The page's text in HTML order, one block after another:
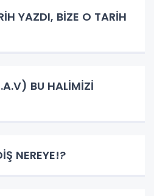
YAZDI, BİZE O TARİH
BU HALİMİZİ
NEREYE!?